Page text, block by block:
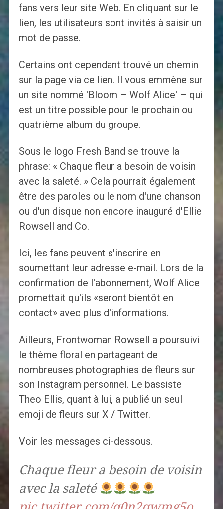
fans vers leur site Web. En cliquant sur le
lien, les utilisateurs sont invités à saisir un
mot de passe.
Certains ont cependant trouvé un chemin
sur la page via ce lien. Il vous emmène sur
un site nommé 'Bloom – Wolf Alice' – qui
est un titre possible pour le prochain ou
quatrième album du groupe.
Sous le logo Fresh Band se trouve la
phrase: « Chaque fleur a besoin de voisin
avec la saleté. » Cela pourrait également
être des paroles ou le nom d'une chanson
ou d'un disque non encore inauguré d'Ellie
Rowsell and Co.
Ici, les fans peuvent s'inscrire en
soumettant leur adresse e-mail. Lors de la
confirmation de l'abonnement, Wolf Alice
promettait qu'ils «seront bientôt en
contact» avec plus d'informations.
Ailleurs, Frontwoman Rowsell a poursuivi
le thème floral en partageant de
nombreuses photographies de fleurs sur
son Instagram personnel. Le bassiste
Theo Ellis, quant à lui, a publié un seul
emoji de fleurs sur X / Twitter.
Voir les messages ci-dessous.
Chaque fleur a besoin de voisin
avec la saleté